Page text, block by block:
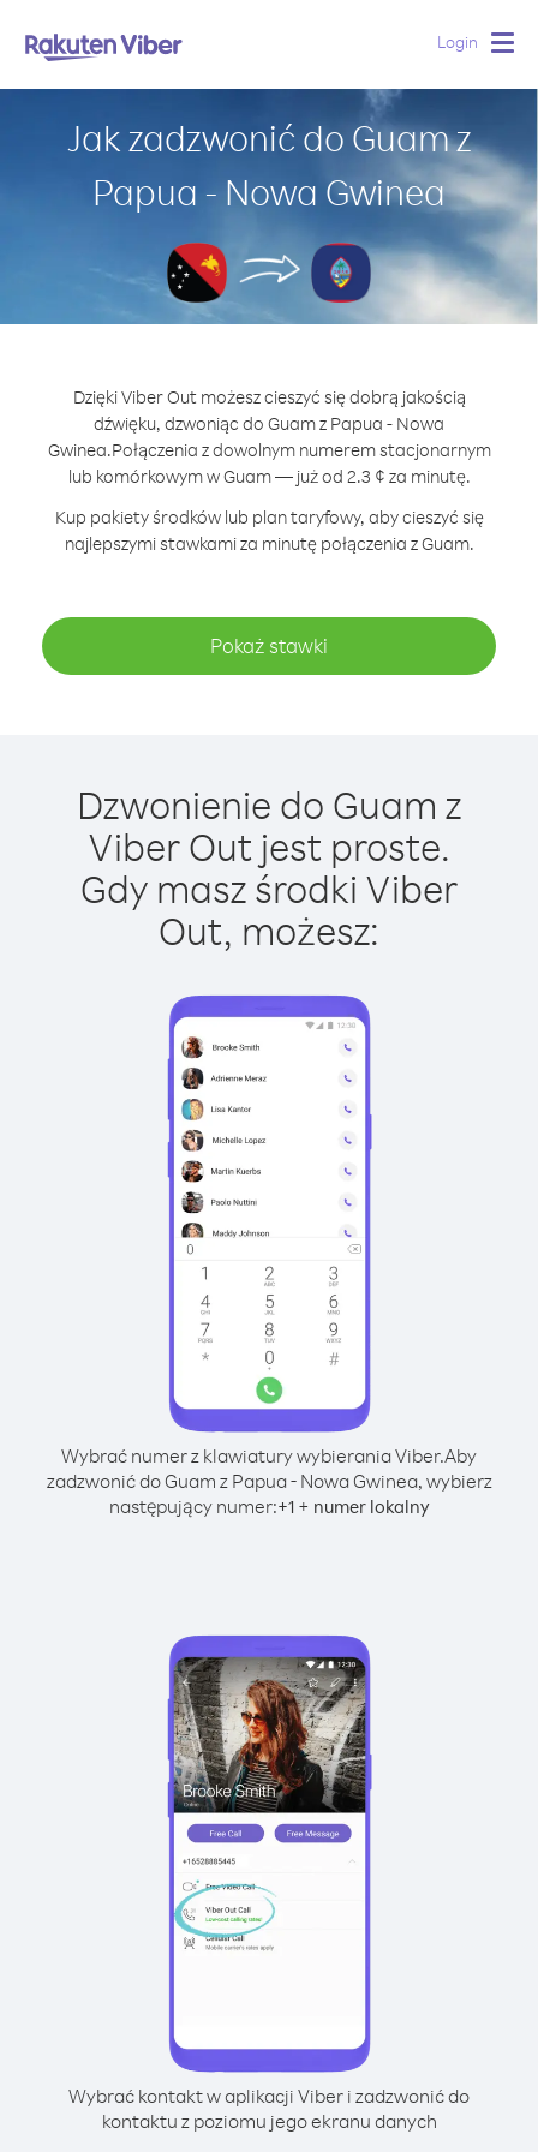
Login
Jak zadzwonić do Guam z
Papua - Nowa Gwinea
Dzięki Viber Out możesz cieszyć się dobrą jakością
dźwięku, dzwoniąc do Guam z Papua - Nowa
Gwinea.Połączenia z dowolnym numerem stacjonarnym
lub komórkowym w Guam — już od 2.3 ¢ za minutę.
Kup pakiety środków lub plan taryfowy, aby cieszyć się
najlepszymi stawkami za minutę połączenia z Guam.
Pokaż stawki
Dzwonienie do Guam z
Viber Out jest proste.
Gdy masz środki Viber
Out, możesz:
Wybrać numer z klawiatury wybierania Viber.Aby
zadzwonić do Guam z Papua - Nowa Gwinea, wybierz
następujący numer:+1+ numer lokalny
Wybrać kontakt w aplikacji Viber i zadzwonić do
kontaktu z poziomu jego ekranu danych